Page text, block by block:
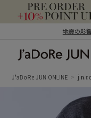
地震の影
ン オンライン）
J'aDoRe JUN ONLINE